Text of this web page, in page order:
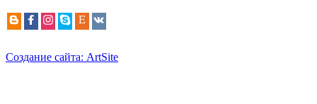
Создание сайта: ArtSite